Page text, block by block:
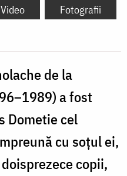
Video Fotografii
de la
a fost
Dometie cel
cu soțul ei,
copii,